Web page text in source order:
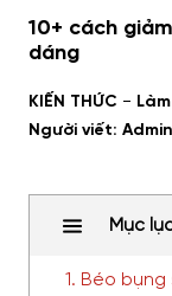
10+ cách
dáng
KIẾN THỨC -
Người viết:
Mục
1. Béo bụng